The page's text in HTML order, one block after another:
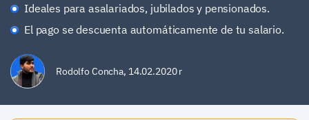
Ideales para asalariados, jubilados y pensionados.
El pago se descuenta automáticamente de tu salario.
Rodolfo Concha, 14.02.2020 r